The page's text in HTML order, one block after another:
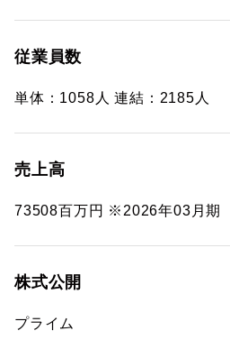
従業員数
単体：1058人 連結：2185人
売上高
73508百万円 ※2026年03月期
株式公開
プライム